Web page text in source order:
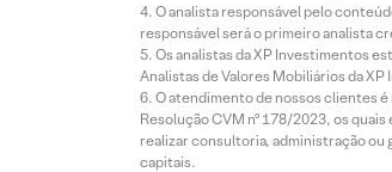
O analista responsável pelo
responsável será o primeiro analista
Os analistas da XP Investimentos
Analistas de Valores Mobiliários da
O atendimento de nossos clientes
Resolução CVM nº 178/2023, os
realizar consultoria, administração ou
capitais.